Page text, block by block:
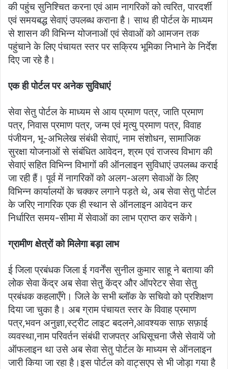
की पहुंच सुनिश्चित करना एवं आम नागरिकों को त्वरित, पारदर्शी
एवं समयबद्ध सेवाएं उपलब्ध कराना है। साथ ही पोर्टल के माध्यम
से शासन की विभिन्न योजनाओं एवं सेवाओं को आमजन तक
पहुंचाने के लिए पंचायत स्तर पर सक्रिय भूमिका निभाने के निर्देश
दिए जा रहे है।
एक ही पोर्टल पर अनेक सुविधाएं
सेवा सेतु पोर्टल के माध्यम से आय प्रमाण पत्र, जाति प्रमाण
पत्र, निवास प्रमाण पत्र, जन्म एवं मृत्यु प्रमाण पत्र, विवाह
पंजीयन, भू-अभिलेख संबंधी सेवाएं, नाम संशोधन, सामाजिक
सुरक्षा योजनाओं से संबंधित आवेदन, श्रम एवं राजस्व विभाग की
सेवाएं सहित विभिन्न विभागों की ऑनलाइन सुविधाएं उपलब्ध कराई
जा रही हैं। पूर्व में नागरिकों को अलग-अलग सेवाओं के लिए
विभिन्न कार्यालयों के चक्कर लगाने पड़ते थे, अब सेवा सेतु पोर्टल
के जरिए नागरिक एक ही स्थान से ऑनलाइन आवेदन कर
निर्धारित समय-सीमा में सेवाओं का लाभ प्राप्त कर सकेंगे।
ग्रामीण क्षेत्रों को मिलेगा बड़ा लाभ
ई जिला प्रबंधक जिला ई गवर्नेंस सुनील कुमार साहू ने बताया की
लोक सेवा केंद्र अब सेवा सेतु केंद्र और ऑपरेटर सेवा सेतु
प्रबंधक कहलाएँगे। जिले के सभी ब्लॉक के सचिवो को प्रशिक्षण
दिया जा चुका है। अब ग्राम पंचायत स्तर के विवाह प्रमाण
पत्र,भवन अनुज्ञा,स्ट्रीट लाइट बदलने,आवश्यक साफ़ सफ़ाई
व्यवस्था,नाम परिवर्तन संबंधी राजपत्र अधिसूचना जैसे सेवायें जो
ऑफलाइन था उसे अब सेवा सेतु पोर्टल के माध्यम से ऑनलाइन
जारी किया जा रहा है।इस पोर्टल को वाट्सएप से भी जोड़ा गया है